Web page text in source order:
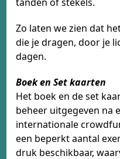
​Zo laten we zien dat
die je dragen, door je
dagen.
Boek en Set kaarten
Het boek en de set
beheer uitgegeven na
internationale
een beperkt aantal
druk beschikbaar,